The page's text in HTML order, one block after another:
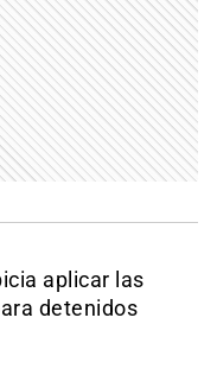
aplicar las
detenidos